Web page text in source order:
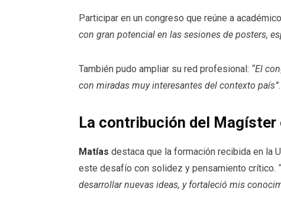
Participar en un congreso que reúne a
con gran potencial en las sesiones de posters,
También pudo ampliar su red profesional: “El
con miradas muy interesantes del contexto país”
La contribución del Magíster
Matías destaca que la formación recibida en la
este desafío con solidez y pensamiento crítico.
desarrollar nuevas ideas, y fortaleció mis